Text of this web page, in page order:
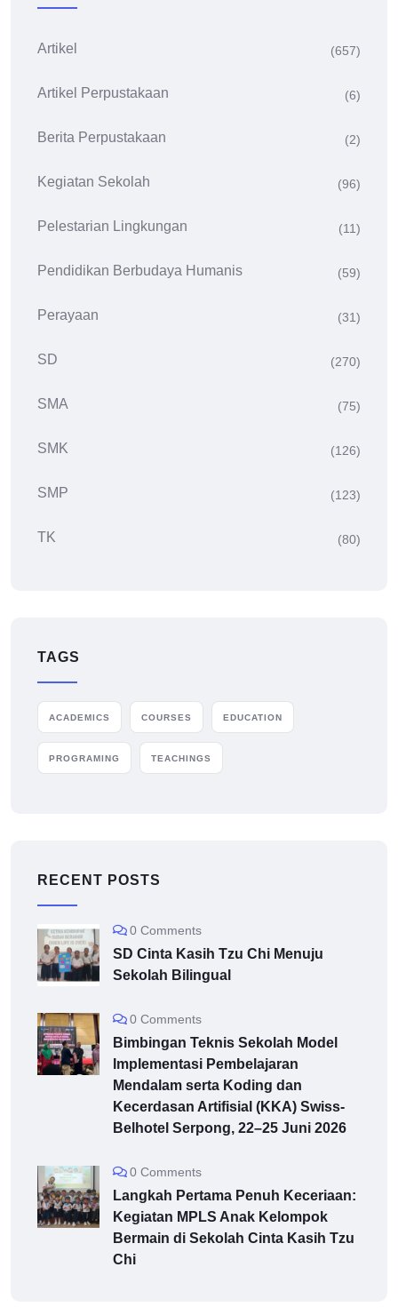
Artikel (657)
Artikel Perpustakaan (6)
Berita Perpustakaan (2)
Kegiatan Sekolah (96)
Pelestarian Lingkungan (11)
Pendidikan Berbudaya Humanis (59)
Perayaan (31)
SD (270)
SMA (75)
SMK (126)
SMP (123)
TK (80)
TAGS
ACADEMICS COURSES EDUCATION
PROGRAMING TEACHINGS
RECENT POSTS
0 Comments
SD Cinta Kasih Tzu Chi Menuju
Sekolah Bilingual
0 Comments
Bimbingan Teknis Sekolah Model
Implementasi Pembelajaran
Mendalam serta Koding dan
Kecerdasan Artifisial (KKA) Swiss-
Belhotel Serpong, 22–25 Juni 2026
0 Comments
Langkah Pertama Penuh Keceriaan:
Kegiatan MPLS Anak Kelompok
Bermain di Sekolah Cinta Kasih Tzu
Chi